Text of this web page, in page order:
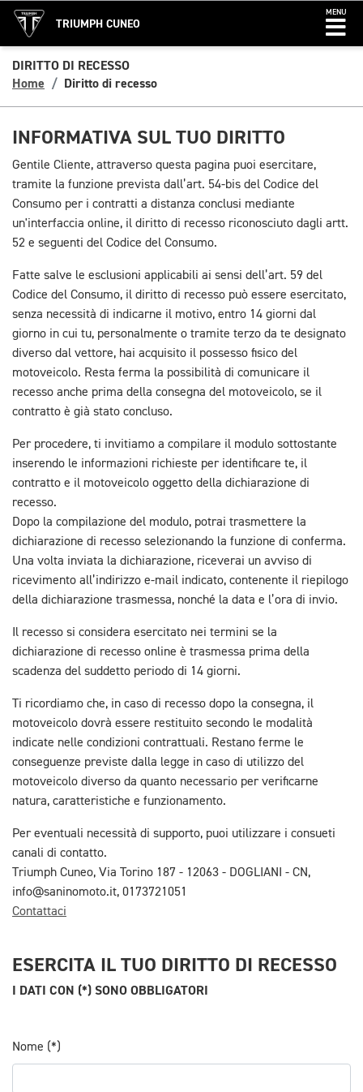
TRIUMPH CUNEO
MENU
DIRITTO DI RECESSO
Home
Diritto di recesso
INFORMATIVA SUL TUO DIRITTO
Gentile Cliente, attraverso questa pagina puoi esercitare,
tramite la funzione prevista dall’art. 54-bis del Codice del
Consumo per i contratti a distanza conclusi mediante
un'interfaccia online, il diritto di recesso riconosciuto dagli artt.
52 e seguenti del Codice del Consumo.
Fatte salve le esclusioni applicabili ai sensi dell’art. 59 del
Codice del Consumo, il diritto di recesso può essere esercitato,
senza necessità di indicarne il motivo, entro 14 giorni dal
giorno in cui tu, personalmente o tramite terzo da te designato
diverso dal vettore, hai acquisito il possesso fisico del
motoveicolo. Resta ferma la possibilità di comunicare il
recesso anche prima della consegna del motoveicolo, se il
contratto è già stato concluso.
Per procedere, ti invitiamo a compilare il modulo sottostante
inserendo le informazioni richieste per identificare te, il
contratto e il motoveicolo oggetto della dichiarazione di
recesso.
Dopo la compilazione del modulo, potrai trasmettere la
dichiarazione di recesso selezionando la funzione di conferma.
Una volta inviata la dichiarazione, riceverai un avviso di
ricevimento all’indirizzo e-mail indicato, contenente il riepilogo
della dichiarazione trasmessa, nonché la data e l’ora di invio.
Il recesso si considera esercitato nei termini se la
dichiarazione di recesso online è trasmessa prima della
scadenza del suddetto periodo di 14 giorni.
Ti ricordiamo che, in caso di recesso dopo la consegna, il
motoveicolo dovrà essere restituito secondo le modalità
indicate nelle condizioni contrattuali. Restano ferme le
conseguenze previste dalla legge in caso di utilizzo del
motoveicolo diverso da quanto necessario per verificarne
natura, caratteristiche e funzionamento.
Per eventuali necessità di supporto, puoi utilizzare i consueti
canali di contatto.
Triumph Cuneo, Via Torino 187 - 12063 - DOGLIANI - CN,
info@saninomoto.it, 0173721051
Contattaci
ESERCITA IL TUO DIRITTO DI RECESSO
I DATI CON (*) SONO OBBLIGATORI
Nome (*)